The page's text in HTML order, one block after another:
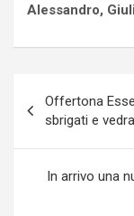
Alessandro,
articoli
Offertona
sbrigati e
In arrivo una